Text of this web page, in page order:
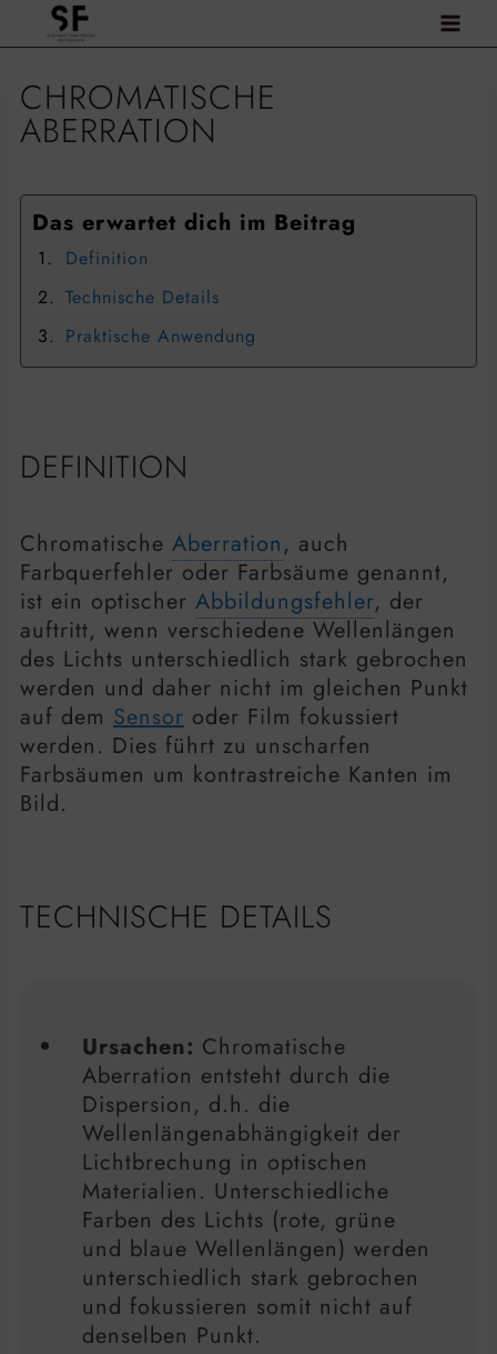
Inhalt
CHROMATISCHE
ABERRATION
Das erwartet dich im Beitrag
Definition
Technische Details
Praktische Anwendung
DEFINITION
Chromatische Aberration, auch
Farbquerfehler oder Farbsäume genannt,
ist ein optischer Abbildungsfehler, der
auftritt, wenn verschiedene Wellenlängen
des Lichts unterschiedlich stark gebrochen
werden und daher nicht im gleichen Punkt
auf dem Sensor oder Film fokussiert
werden. Dies führt zu unscharfen
Farbsäumen um kontrastreiche Kanten im
Bild.
TECHNISCHE DETAILS
Ursachen: Chromatische
Aberration entsteht durch die
Dispersion, d.h. die
Wellenlängenabhängigkeit der
Lichtbrechung in optischen
Materialien. Unterschiedliche
Farben des Lichts (rote, grüne
und blaue Wellenlängen) werden
unterschiedlich stark gebrochen
und fokussieren somit nicht auf
denselben Punkt.